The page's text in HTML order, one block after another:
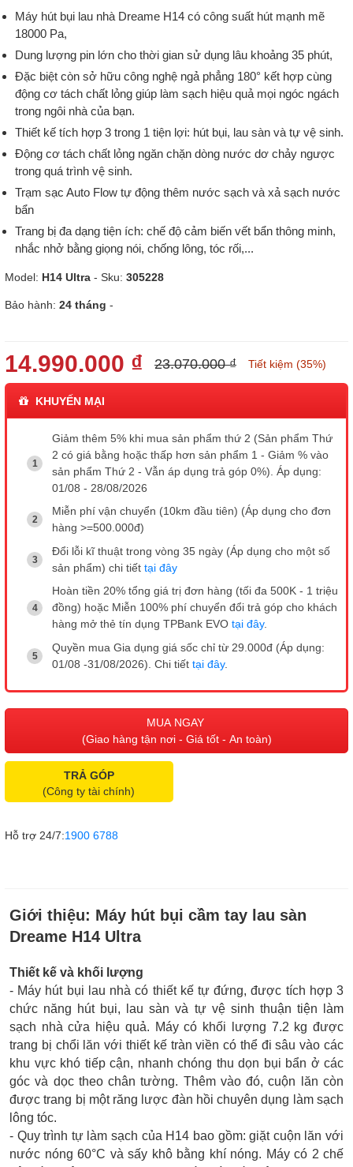
Máy hút bụi lau nhà Dreame H14 có công suất hút mạnh mẽ
18000 Pa,
Dung lượng pin lớn cho thời gian sử dụng lâu khoảng 35 phút,
Đặc biệt còn sở hữu công nghệ ngả phẳng 180° kết hợp cùng
động cơ tách chất lỏng giúp làm sạch hiệu quả mọi ngóc ngách
trong ngôi nhà của bạn.
Thiết kế tích hợp 3 trong 1 tiện lợi: hút bụi, lau sàn và tự vệ sinh.
Động cơ tách chất lỏng ngăn chặn dòng nước dơ chảy ngược
trong quá trình vệ sinh.
Trạm sạc Auto Flow tự động thêm nước sạch và xả sạch nước
bẩn
Trang bị đa dạng tiện ích: chế độ cảm biến vết bẩn thông minh,
nhắc nhở bằng giọng nói, chống lông, tóc rối,...
Model: H14 Ultra - Sku: 305228
Bảo hành: 24 tháng -
14.990.000 ₫ 23.070.000 ₫ Tiết kiệm (35%)
KHUYẾN MẠI
Giảm thêm 5% khi mua sản phẩm thứ 2 (Sản phẩm Thứ
2 có giá bằng hoặc thấp hơn sản phẩm 1 - Giảm % vào
sản phẩm Thứ 2 - Vẫn áp dụng trả góp 0%). Áp dụng:
01/08 - 28/08/2026
Miễn phí vận chuyển (10km đầu tiên) (Áp dụng cho đơn
hàng >=500.000đ)
Đổi lỗi kĩ thuật trong vòng 35 ngày (Áp dụng cho một số
sản phẩm) chi tiết tại đây
Hoàn tiền 20% tổng giá trị đơn hàng (tối đa 500K - 1 triệu
đồng) hoặc Miễn 100% phí chuyển đổi trả góp cho khách
hàng mở thẻ tín dụng TPBank EVO tại đây.
Quyền mua Gia dụng giá sốc chỉ từ 29.000đ (Áp dụng:
01/08 -31/08/2026). Chi tiết tại đây.
MUA NGAY
(Giao hàng tận nơi - Giá tốt - An toàn)
TRẢ GÓP
(Công ty tài chính)
Hỗ trợ 24/7:1900 6788
Giới thiệu: Máy hút bụi cầm tay lau sàn
Dreame H14 Ultra
Thiết kế và khối lượng
- Máy hút bụi lau nhà có thiết kế tự đứng, được tích hợp 3
chức năng hút bụi, lau sàn và tự vệ sinh thuận tiện làm
sạch nhà cửa hiệu quả. Máy có khối lượng 7.2 kg được
trang bị chổi lăn với thiết kế tràn viền có thể đi sâu vào các
khu vực khó tiếp cận, nhanh chóng thu dọn bụi bẩn ở các
góc và dọc theo chân tường. Thêm vào đó, cuộn lăn còn
được trang bị một răng lược đàn hồi chuyên dụng làm sạch
lông tóc.
- Quy trình tự làm sạch của H14 bao gồm: giặt cuộn lăn với
nước nóng 60°C và sấy khô bằng khí nóng. Máy có 2 chế